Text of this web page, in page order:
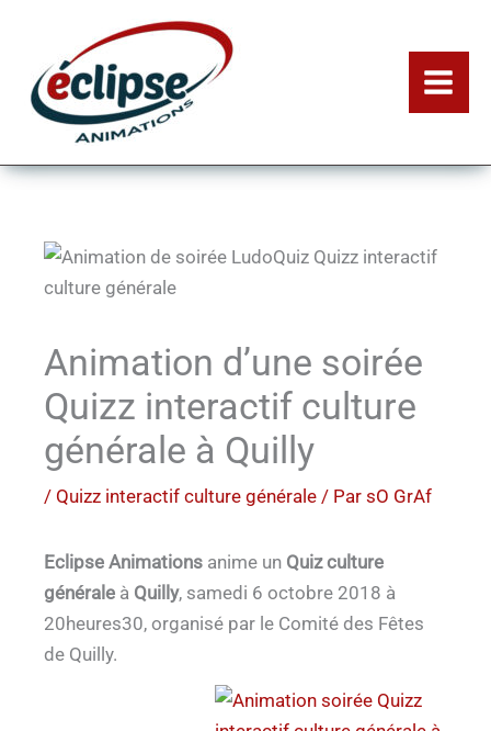
contenu
Animation d’une soirée
Quizz interactif culture
générale à Quilly
/ Quizz interactif culture générale / Par sO GrAf
Eclipse Animations anime un Quiz culture
générale à Quilly, samedi 6 octobre 2018 à
20heures30, organisé par le Comité des Fêtes
de Quilly.